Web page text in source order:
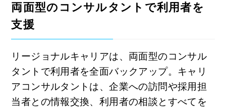
両面型のコンサルタントで利用者を
支援
リージョナルキャリアは、両面型のコンサル
タントで利用者を全面バックアップ。キャリ
アコンサルタントは、企業への訪問や採用担
当者との情報交換、利用者の相談とすべてを